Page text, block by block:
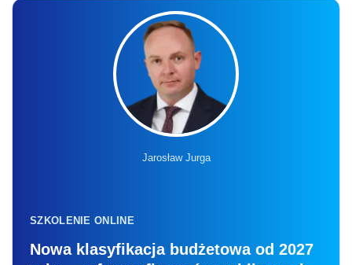
Jarosław Jurga
SZKOLENIE ONLINE
Nowa klasyfikacja budżetowa od 2027